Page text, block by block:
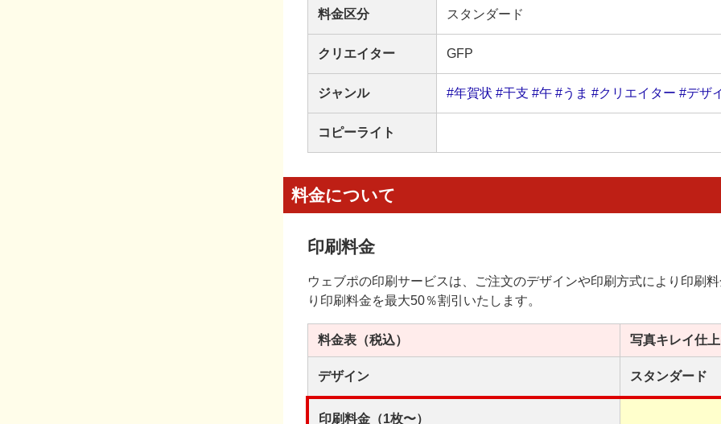
料金区分 スタンダード
クリエイター GFP
ジャンル #年賀状 #干支 #午 #うま #クリエイター #デザ
コピーライト
料金について
印刷料金
ウェブポの印刷サービスは、ご注文のデザインや印刷方式により印刷
り印刷料金を最大50％割引いたします。
料金表 （税込） 写真キレイ仕
デザイン スタンダード
印刷料金（1枚〜）